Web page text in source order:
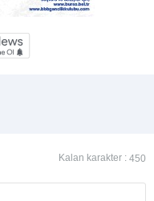
Kalan karakter : 450